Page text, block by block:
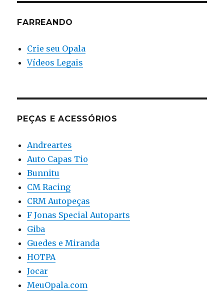
FARREANDO
Crie seu Opala
Vídeos Legais
PEÇAS E ACESSÓRIOS
Andreartes
Auto Capas Tio
Bunnitu
CM Racing
CRM Autopeças
F Jonas Special Autoparts
Giba
Guedes e Miranda
HOTPA
Jocar
MeuOpala.com